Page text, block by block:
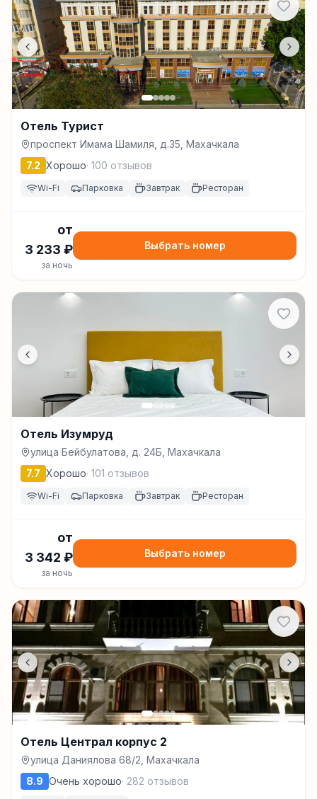
Отель Турист
проспект Имама Шамиля, д.35, Махачкала
7.2 Хорошо· 100 отзывов
Wi-Fi Парковка Завтрак Ресторан
от
3 233 ₽
за ночь
Выбрать номер
Отель Изумруд
улица Бейбулатова, д. 24Б, Махачкала
7.7 Хорошо· 101 отзывов
Wi-Fi Парковка Завтрак Ресторан
от
3 342 ₽
за ночь
Выбрать номер
Отель Централ корпус 2
улица Даниялова 68/2, Махачкала
8.9 Очень хорошо· 282 отзывов